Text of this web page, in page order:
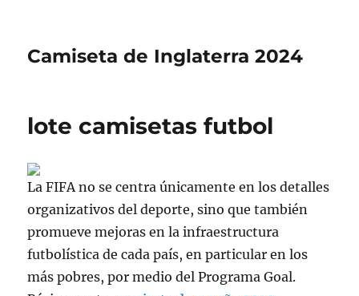
Camiseta de Inglaterra 2024
lote camisetas futbol
La FIFA no se centra únicamente en los detalles
organizativos del deporte, sino que también
promueve mejoras en la infraestructura
futbolística de cada país, en particular en los
más pobres, por medio del Programa Goal.